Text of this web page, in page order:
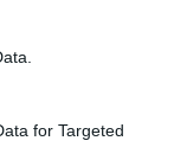
for Targeted